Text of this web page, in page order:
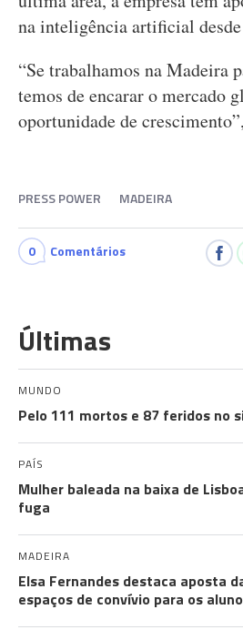
na inteligência artificial
“Se trabalhamos na Madeira
temos de encarar o mercado
oportunidade de
PRESS POWER MADEIRA
0 Comentários
Últimas
MUNDO
Pelo 111 mortos e 87 feridos no
PAÍS
Mulher baleada na baixa de
fuga
MADEIRA
Elsa Fernandes destaca aposta
espaços de convívio para os